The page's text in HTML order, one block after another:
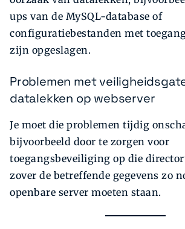
ups van de MySQL-database of
configuratiebestanden met
zijn opgeslagen.
Problemen met
datalekken op webserver
Je moet die problemen tijdig
bijvoorbeeld door te zorgen voor
toegangsbeveiliging op die
zover de betreffende gegevens zo
openbare server moeten staan.